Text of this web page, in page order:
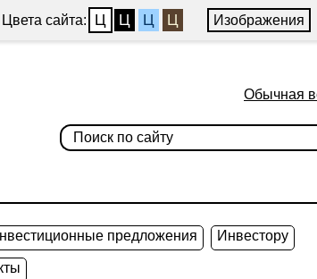
Цвета сайта: Ц Ц Ц Ц Изображения
Обычная
предложения Инвестору